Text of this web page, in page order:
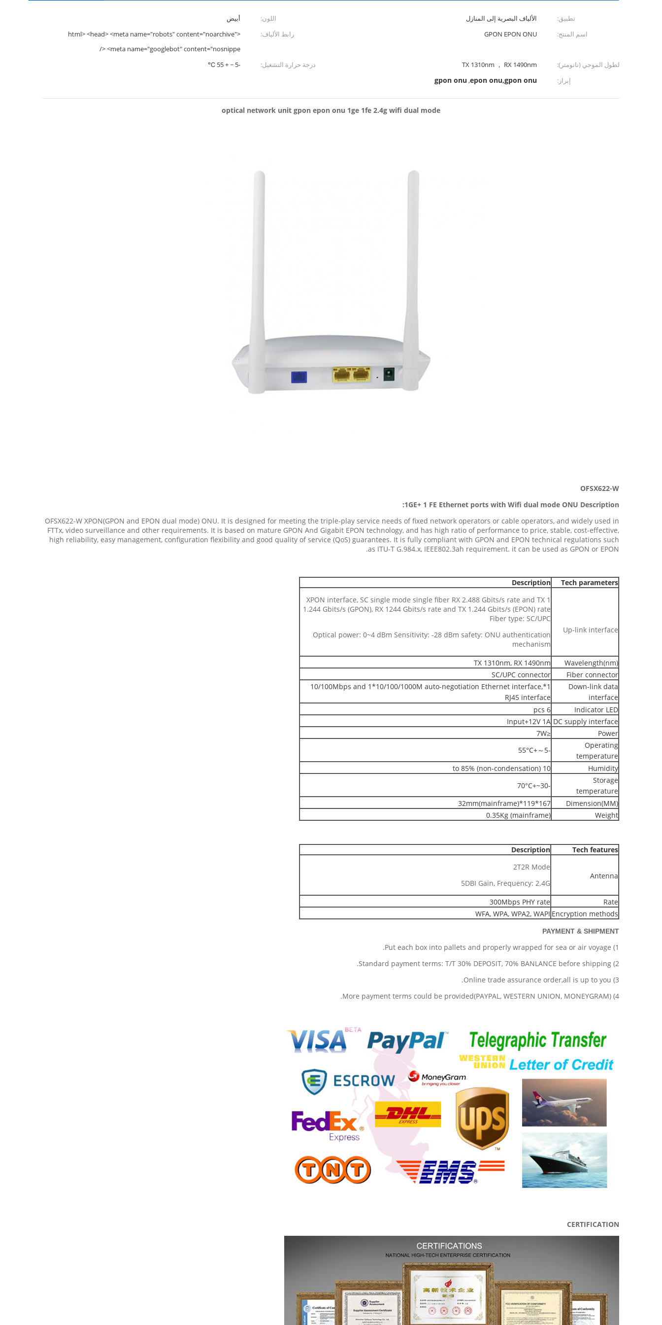
تطبيق: الألياف البصرية إلى المنازل اللون:
أبيض
اسم المنتج:
GPON EPON ONU رابط الألياف:
<html> <head> <meta name="robots" content="noarchive"
/> <meta name="googlebot" content="nosnippe
الطول الموجي (نانومتر):
TX 1310nm ， RX 1490nm درجة حرارة التشغيل:
-5 ~ + 55 ℃
إبراز:
epon onu,gpon onu
,
gpon onu
optical network unit gpon epon onu 1ge 1fe 2.4g wifi dual mode
OFSX622-W
1GE+ 1 FE Ethernet ports with Wifi dual mode ONU Description:
OFSX622-W XPON(GPON and EPON dual mode) ONU. It is designed for meeting the triple-play service needs of fixed network operators or cable operators, and widely used in
FTTx, video surveillance and other requirements. It is based on mature GPON And Gigabit EPON technology, and has high ratio of performance to price, stable, cost-effective,
high reliability, easy management, configuration flexibility and good quality of service (QoS) guarantees. It is fully compliant with GPON and EPON technical regulations such
as ITU-T G.984.x, IEEE802.3ah requirement. it can be used as GPON or EPON.
Tech parameters
Description
Up-link interface
1 XPON interface, SC single mode single fiber RX 2.488 Gbits/s rate and TX
1.244 Gbits/s (GPON), RX 1244 Gbits/s rate and TX 1.244 Gbits/s (EPON) rate
Fiber type: SC/UPC
Optical power: 0~4 dBm Sensitivity: -28 dBm safety: ONU authentication
mechanism
Wavelength(nm)
TX 1310nm, RX 1490nm
Fiber connector
SC/UPC connector
Down-link data
interface
1*10/100Mbps and 1*10/100/1000M auto-negotiation Ethernet interface,
RJ45 interface
Indicator LED
6 pcs
DC supply interface
Input+12V 1A
Power
≤7W
Operating
temperature
-5～+55°C
Humidity
10 to 85% (non-condensation)
Storage
temperature
-30~+70°C
Dimension(MM)
167*119*32mm(mainframe)
Weight
0.35Kg (mainframe)
Tech features
Description
Antenna
2T2R Mode
5DBI Gain, Frequency: 2.4G
Rate
300Mbps PHY rate
Encryption methods
WFA, WPA, WPA2, WAPI
PAYMENT & SHIPMENT
1) Put each box into pallets and properly wrapped for sea or air voyage.
2) Standard payment terms: T/T 30% DEPOSIT, 70% BANLANCE before shipping.
3) Online trade assurance order,all is up to you.
4) More payment terms could be provided(PAYPAL, WESTERN UNION, MONEYGRAM).
CERTIFICATION